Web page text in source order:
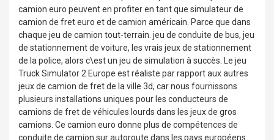
camion euro peuvent en profiter en tant que simulateur de
camion de fret euro et de camion américain. Parce que dans
chaque jeu de camion tout-terrain. jeu de conduite de bus, jeu
de stationnement de voiture, les vrais jeux de stationnement
de la police, alors c\est un jeu de simulation à succès. Le jeu
Truck Simulator 2 Europe est réaliste par rapport aux autres
jeux de camion de fret de la ville 3d, car nous fournissons
plusieurs installations uniques pour les conducteurs de
camions de fret de véhicules lourds dans les jeux de gros
camions. Ce camion euro donne plus de compétences de
conduite de camion sur autoroute dans les pays européens.